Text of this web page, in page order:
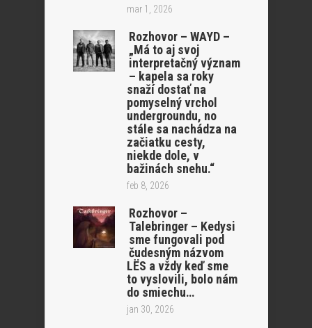
mar 1, 2026
Rozhovor – WAYD –
„Má to aj svoj
interpretačný význam
– kapela sa roky
snaží dostať na
pomyselný vrchol
undergroundu, no
stále sa nachádza na
začiatku cesty,
niekde dole, v
bažinách snehu.“
feb 8, 2026
Rozhovor –
Talebringer – Kedysi
sme fungovali pod
čudesným názvom
LËS a vždy keď sme
to vyslovili, bolo nám
do smiechu…
jan 30, 2026